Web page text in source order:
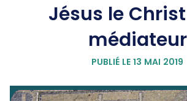
Jésus le
médiateur
PUBLIÉ LE 13 MAI 2019